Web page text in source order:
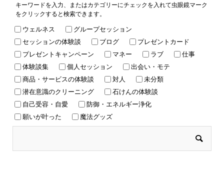
キーワードを入力、またはカテゴリーにチェックを入れて虫眼鏡マーク
をクリックすると検索できます。
ウェルネス
グループセッション
セッションの体験談
ブログ
プレゼントカード
プレゼントキャンペーン
マネー ラブ
仕事
体験談集
個人セッション
出会い・モテ
商品・サービスの体験談
対人
未分類
潜在意識のクリーニング
石けんの体験談
自己受容・自愛
防御・エネルギー浄化
願いが叶った
魔法グッズ